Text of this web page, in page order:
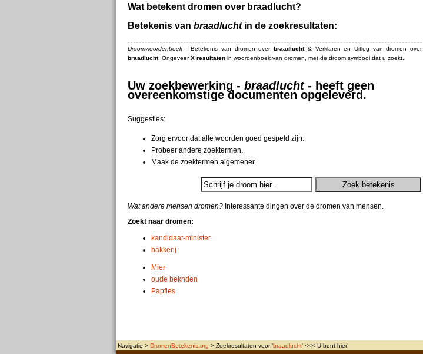
Wat betekent dromen over braadlucht?
Betekenis van braadluchtin de zoekresultaten:
Droomwoordenboek - Betekenis van dromen overbraadlucht& Verklaren en ‎Uitleg van dromen over
braadlucht. OngeveerX resultaten in woordenboek van dromen, met de droom symbool dat u zoekt.
Uw zoekbewerking - braadlucht- heeft geen
overeenkomstige documenten opgeleverd.
Suggesties:
Zorg ervoor dat alle woorden goed gespeld zijn.
Probeer andere zoektermen.
Maak de zoektermen algemener.
Wat andere mensen dromen? Interessante dingen over de dromen van mensen.
Zoekt naar dromen:
kandidaat-minister
bakkerij
Mier
oude beknden
Papfles
Navigatie > DromenBetekenis.org > Zoekresultaten voor 'braadlucht' <<< U bent hier!